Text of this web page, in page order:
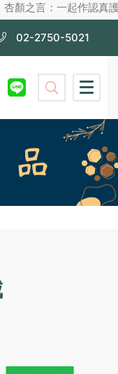
杏顏之言：一起作認真
02-2750-5021